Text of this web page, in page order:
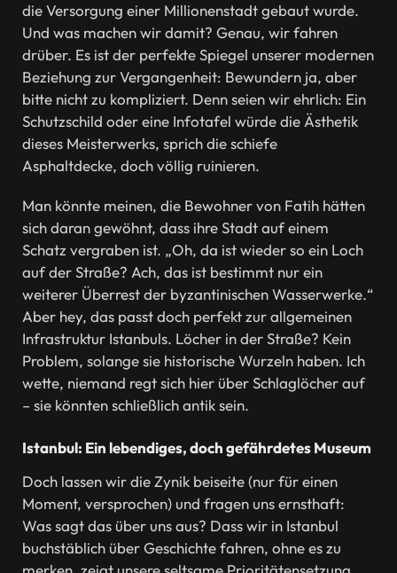
die Versorgung einer Millionenstadt gebaut wurde.
Und was machen wir damit? Genau, wir fahren
drüber. Es ist der perfekte Spiegel unserer modernen
Beziehung zur Vergangenheit: Bewundern ja, aber
bitte nicht zu kompliziert. Denn seien wir ehrlich: Ein
Schutzschild oder eine Infotafel würde die Ästhetik
dieses Meisterwerks, sprich die schiefe
Asphaltdecke, doch völlig ruinieren.
Man könnte meinen, die Bewohner von Fatih hätten
sich daran gewöhnt, dass ihre Stadt auf einem
Schatz vergraben ist. „Oh, da ist wieder so ein Loch
auf der Straße? Ach, das ist bestimmt nur ein
weiterer Überrest der byzantinischen Wasserwerke.“
Aber hey, das passt doch perfekt zur allgemeinen
Infrastruktur Istanbuls. Löcher in der Straße? Kein
Problem, solange sie historische Wurzeln haben. Ich
wette, niemand regt sich hier über Schlaglöcher auf
– sie könnten schließlich antik sein.
Istanbul: Ein lebendiges, doch gefährdetes Museum
Doch lassen wir die Zynik beiseite (nur für einen
Moment, versprochen) und fragen uns ernsthaft:
Was sagt das über uns aus? Dass wir in Istanbul
buchstäblich über Geschichte fahren, ohne es zu